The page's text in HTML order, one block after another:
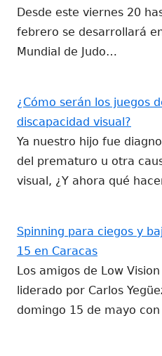
Desde este viernes 20
febrero se desarrollará
Mundial de Judo…
¿Cómo serán los juegos
discapacidad visual?
Ya nuestro hijo fue
del prematuro u otra
visual, ¿Y ahora qué
Spinning para ciegos y
15 en Caracas
Los amigos de Low
liderado por Carlos
domingo 15 de mayo